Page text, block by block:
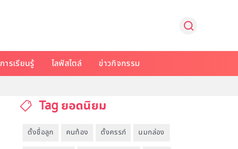
การเรียนรู้ ไลฟ์สไตล์ ข่าวกิจกรรม
Tag ยอดนิยม
ตั้งชื่อลูก คนท้อง ตั้งครรภ์ นมกล่อง